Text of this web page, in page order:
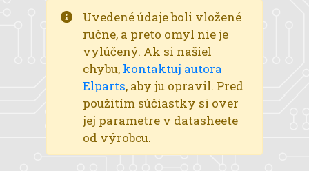
Uvedené údaje boli vložené
ručne, a preto omyl nie je
vylúčený. Ak si našiel
chybu, kontaktuj autora
Elparts, aby ju opravil. Pred
použitím súčiastky si over
jej parametre v datasheete
od výrobcu.